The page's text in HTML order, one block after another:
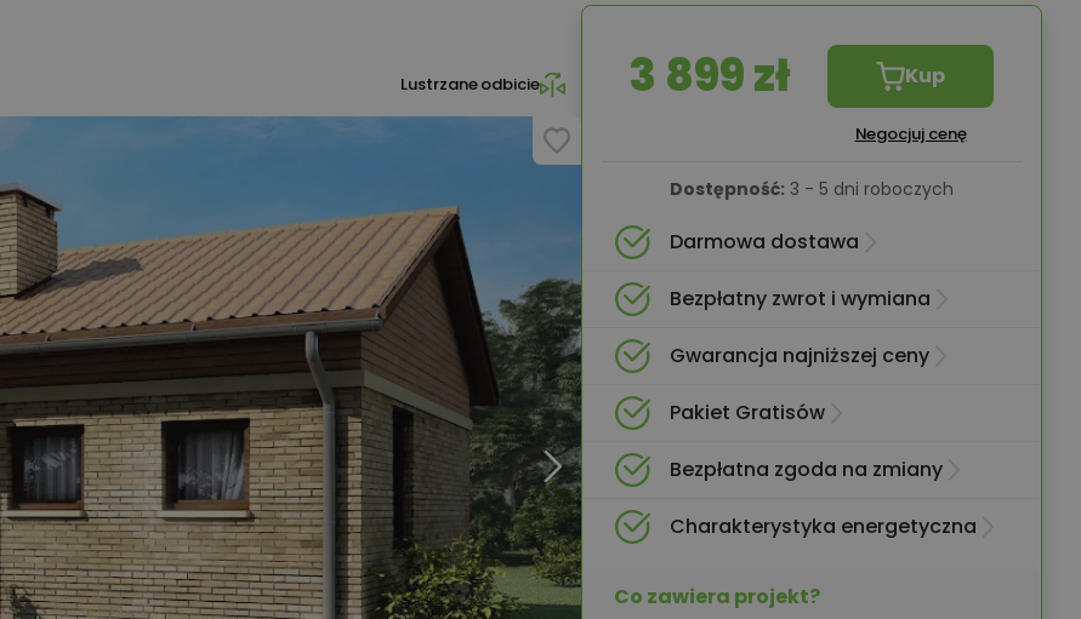
Lustrzane odbicie 3 899 zł Kup
Negocjuj cenę
Dostępność: 3 - 5 dni roboczych
Darmowa dostawa
Bezpłatny zwrot i wymiana
Gwarancja najniższej ceny
Pakiet Gratisów
Bezpłatna zgoda na zmiany
Charakterystyka energetyczna
Co zawiera projekt?